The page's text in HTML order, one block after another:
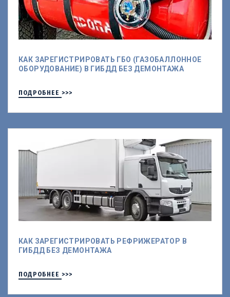
КАК ЗАРЕГИСТРИРОВАТЬ ГБО (ГАЗОБАЛЛОННОЕ
ОБОРУДОВАНИЕ) В ГИБДД БЕЗ ДЕМОНТАЖА
ПОДРОБНЕЕ >>>
КАК ЗАРЕГИСТРИРОВАТЬ РЕФРИЖЕРАТОР В
ГИБДД БЕЗ ДЕМОНТАЖА
ПОДРОБНЕЕ >>>